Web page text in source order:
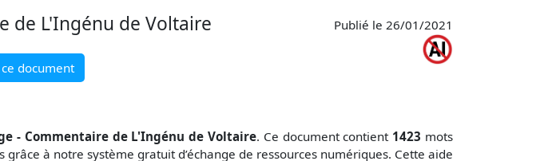
de L'Ingénu de Voltaire Publié le 26/01/2021
document
- Commentaire de L'Ingénu de Voltaire. Ce document contient 1423 mots
grâce à notre système gratuitd’échange de ressources numériques. Cette aide